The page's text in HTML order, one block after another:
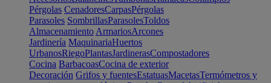
Pérgolas CenadoresCarpasPérgolas
Parasoles SombrillasParasolesToldos
Almacenamiento ArmariosArcones
Jardinería MaquinariaHuertos
UrbanosRiegoPlantasJardinerasCompostadores
Cocina BarbacoasCocina de exterior
Decoración Grifos y fuentesEstatuasMacetasTermómetros y